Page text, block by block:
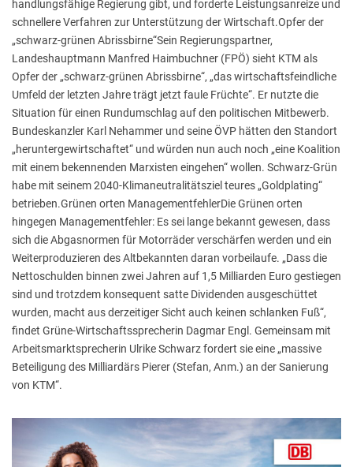
handlungsfähige Regierung gibt, und forderte Leistungsanreize und
schnellere Verfahren zur Unterstützung der Wirtschaft.Opfer der
„schwarz-grünen Abrissbirne“Sein Regierungspartner,
Landeshauptmann Manfred Haimbuchner (FPÖ) sieht KTM als
Opfer der „schwarz-grünen Abrissbirne“, „das wirtschaftsfeindliche
Umfeld der letzten Jahre trägt jetzt faule Früchte“. Er nutzte die
Situation für einen Rundumschlag auf den politischen Mitbewerb.
Bundeskanzler Karl Nehammer und seine ÖVP hätten den Standort
„heruntergewirtschaftet“ und würden nun auch noch „eine Koalition
mit einem bekennenden Marxisten eingehen“ wollen. Schwarz-Grün
habe mit seinem 2040-Klimaneutralitätsziel teures „Goldplating“
betrieben.Grünen orten ManagementfehlerDie Grünen orten
hingegen Managementfehler: Es sei lange bekannt gewesen, dass
sich die Abgasnormen für Motorräder verschärfen werden und ein
Weiterproduzieren des Altbekannten daran vorbeilaufe. „Dass die
Nettoschulden binnen zwei Jahren auf 1,5 Milliarden Euro gestiegen
sind und trotzdem konsequent satte Dividenden ausgeschüttet
wurden, macht aus derzeitiger Sicht auch keinen schlanken Fuß“,
findet Grüne-Wirtschaftssprecherin Dagmar Engl. Gemeinsam mit
Arbeitsmarktsprecherin Ulrike Schwarz fordert sie eine „massive
Beteiligung des Milliardärs Pierer (Stefan, Anm.) an der Sanierung
von KTM“.